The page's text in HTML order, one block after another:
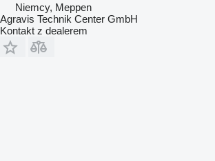
Niemcy, Meppen
Agravis Technik Center GmbH
Kontakt z dealerem